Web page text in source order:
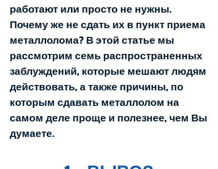
работают или просто не нужны.
Почему же не сдать их в пункт приема
металлолома? В этой статье мы
рассмотрим семь распространенных
заблуждений, которые мешают людям
действовать, а также причины, по
которым сдавать металлолом на
самом деле проще и полезнее, чем Вы
думаете.